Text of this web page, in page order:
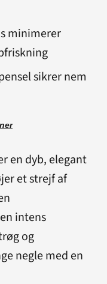
minimerer
sikrer nem
en dyb, elegant
et strejf af
intens
og
negle med en